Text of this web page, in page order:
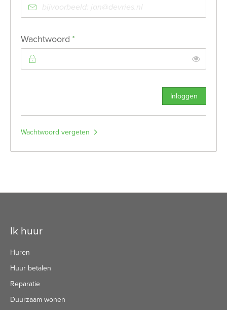
Wachtwoord *
Inloggen
Wachtwoord vergeten
Contactinformatie
Ik huur
Huren
Huur betalen
Reparatie
Duurzaam wonen